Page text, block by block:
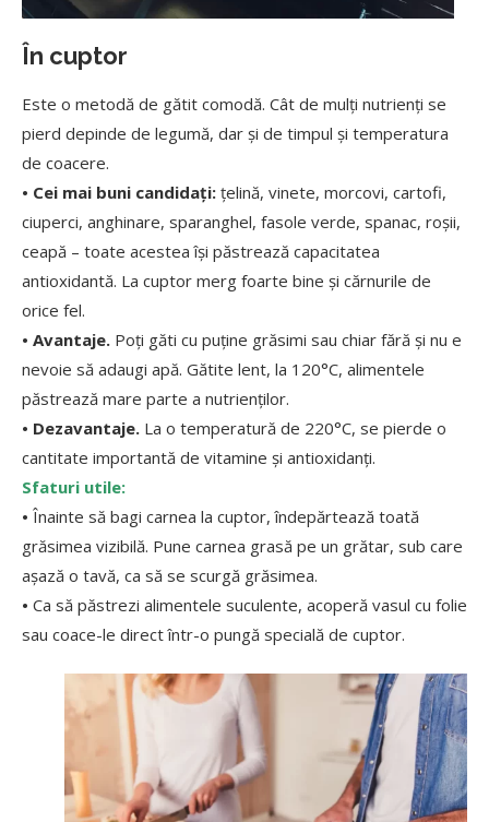
În cuptor
Este o metodă de gătit comodă. Cât de mulți nutrienți se
pierd depinde de legumă, dar și de timpul și temperatura
de coacere.
• Cei mai buni candidați: țelină, vinete, morcovi, cartofi,
ciuperci, anghinare, sparanghel, fasole verde, spanac, roșii,
ceapă – toate acestea își păstrează capacitatea
antioxidantă. La cuptor merg foarte bine și cărnurile de
orice fel.
• Avantaje. Poți găti cu puține grăsimi sau chiar fără și nu e
nevoie să adaugi apă. Gătite lent, la 120°C, alimentele
păstrează mare parte a nutrienților.
• Dezavantaje. La o temperatură de 220°C, se pierde o
cantitate importantă de vitamine și antioxidanți.
Sfaturi utile:
• Înainte să bagi carnea la cuptor, îndepărtează toată
grăsimea vizibilă. Pune carnea grasă pe un grătar, sub care
așază o tavă, ca să se scurgă grăsimea.
• Ca să păstrezi alimentele suculente, acoperă vasul cu folie
sau coace-le direct într-o pungă specială de cuptor.